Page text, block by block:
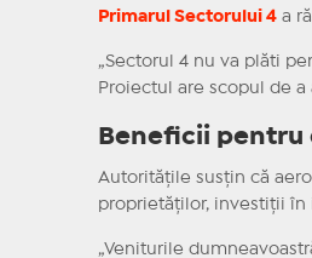
Primarul Sectorului 4a
„Sectorul 4 nu va plăti
Proiectul are scopul de
Beneficii
Autoritățile susțin că
proprietăților, investiții în
„Veniturile